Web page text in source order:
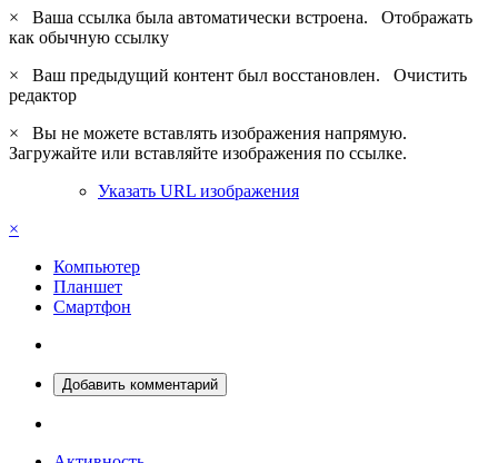
×
Ваша ссылка была автоматически встроена. Отображать
как обычную ссылку
×
Ваш предыдущий контент был восстановлен. Очистить
редактор
×
Вы не можете вставлять изображения напрямую.
Загружайте или вставляйте изображения по ссылке.
Указать URL изображения
×
Компьютер
Планшет
Смартфон
Добавить комментарий